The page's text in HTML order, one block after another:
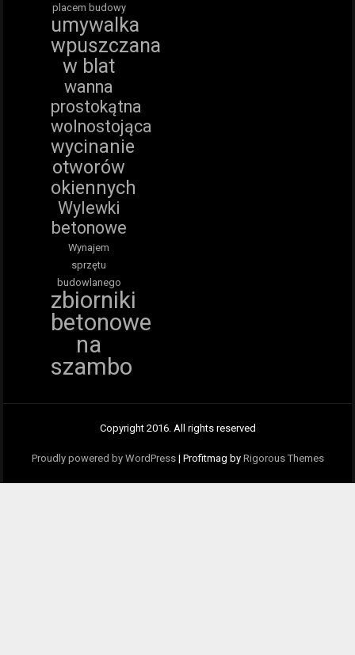
placem budowy
umywalka
wpuszczana
w blat
wanna
prostokątna
wolnostojąca
wycinanie
otworów
okiennych
Wylewki
betonowe
Wynajem
sprzętu
budowlanego
zbiorniki
betonowe
na
szambo
Copyright 2016. All rights reserved
Proudly powered by WordPress | Profitmag by Rigorous Themes